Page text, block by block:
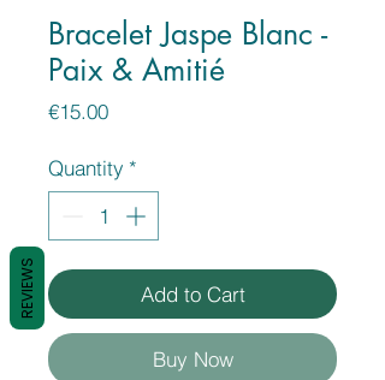
Bracelet Jaspe Blanc -
Paix & Amitié
€15.00Price
Quantity *
Add to Cart
Buy Now
REVIEWS